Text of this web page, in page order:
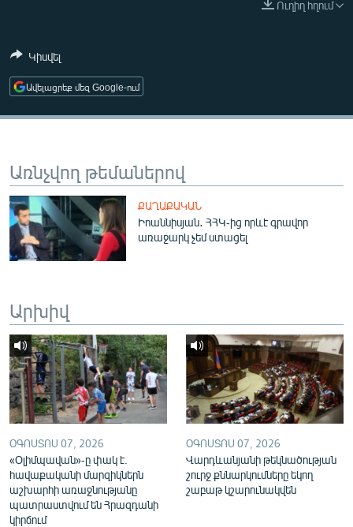
ՄԵԿՆԱԲԱՆՈՒԹՅՈՒՆ
ԱՐԽԻՎ
ՏԵՍԱՆՅՈՒԹԵՐ
ԲԱՆԱՎԵՃ
Հայերեն
English
Русский
ՀԵՏԵՎԵՔ ՄԵԶ
Ուղիղ հղում
Կիսվել
Ավելացրեք մեզ Google-ում
Առնչվող թեմաներով
ՔԱՂԱՔԱԿԱՆ
Իոաննիսյան․ ՀՀԿ-ից որևէ գրավոր
առաջարկ չեմ ստացել
Արխիվ
ՕԳՈՍՏՈՍ 07, 2026
«Օլիմպավան»-ը փակ է.
հավաքականի մարզիկներն
աշխարհի առաջնությանը
պատրաստվում են Հրազդանի
կիրճում
ՕԳՈՍՏՈՍ 07, 2026
Վարդևանյանի թեկնածության
շուրջ քննարկումները եկող
շաբաթ կշարունակվեն